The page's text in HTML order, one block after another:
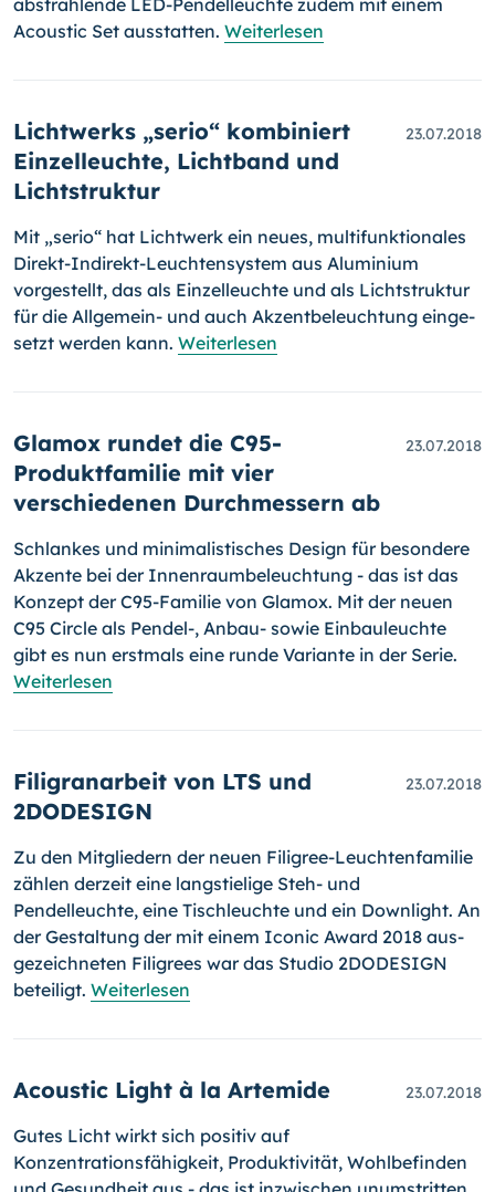
abstrahlende LED-Pendelleuchte zudem mit einem
Acoustic Set ausstatten. Weiterlesen
Lichtwerks „serio“ kombiniert
Einzelleuchte, Lichtband und
Lichtstruktur
23.07.2018
Mit „serio“ hat Lichtwerk ein neues, multifunktionales
Direkt-Indirekt-Leuch­tensystem aus Aluminium
vorgestellt, das als Einzelleuchte und als Lichtstruktur
für die Allgemein- und auch Akzentbeleuchtung ein­ge­
setzt werden kann. Weiterlesen
Glamox rundet die C95-
Produktfamilie mit vier
verschiedenen Durchmessern ab
23.07.2018
Schlankes und minimalistisches Design für besondere
Akzente bei der In­nen­raum­be­leuch­tung - das ist das
Konzept der C95-Familie von Gla­mox. Mit der neuen
C95 Circle als Pendel-, Anbau- sowie Einbauleuchte
gibt es nun erstmals eine runde Variante in der Serie.
Weiterlesen
Filigranarbeit von LTS und
2DODESIGN
23.07.2018
Zu den Mit­glie­dern der neuen Filigree-Leuchtenfamilie
zählen derzeit eine langstielige Steh- und
Pendelleuchte, eine Tischleuchte und ein Downlight. An
der Gestaltung der mit einem Iconic Award 2018 aus­
ge­zeichneten Filigrees war das Studio 2DODESIGN
beteiligt. Weiterlesen
Acoustic Light à la Artemide 23.07.2018
Gutes Licht wirkt sich positiv auf
Konzentrationsfähigkeit, Produktivität, Wohlbefinden